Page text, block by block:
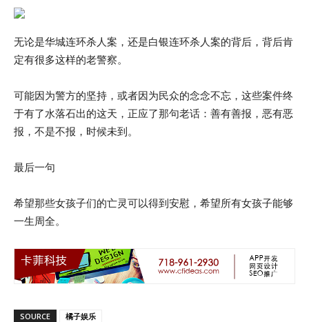
无论是华城连环杀人案，还是白银连环杀人案的背后，背后肯
定有很多这样的老警察。
可能因为警方的坚持，或者因为民众的念念不忘，这些案件终
于有了水落石出的这天，正应了那句老话：善有善报，恶有恶
报，不是不报，时候未到。
最后一句
希望那些女孩子们的亡灵可以得到安慰，希望所有女孩子能够
一生周全。
SOURCE 橘子娱乐